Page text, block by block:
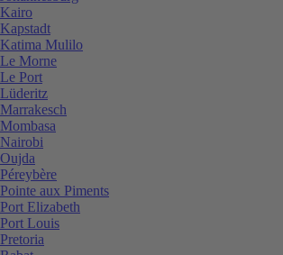
Kairo
Kapstadt
Katima Mulilo
Le Morne
Le Port
Lüderitz
Marrakesch
Mombasa
Nairobi
Oujda
Péreybère
Pointe aux Piments
Port Elizabeth
Port Louis
Pretoria